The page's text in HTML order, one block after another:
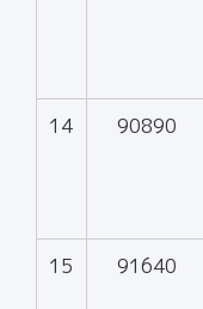
14 90890
15 91640